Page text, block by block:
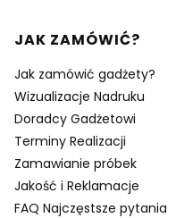
Linki w stopce
JAK ZAMÓWIĆ?
Jak zamówić gadżety?
Wizualizacje Nadruku
Doradcy Gadżetowi
Terminy Realizacji
Zamawianie próbek
Jakość i Reklamacje
FAQ Najczęstsze pytania